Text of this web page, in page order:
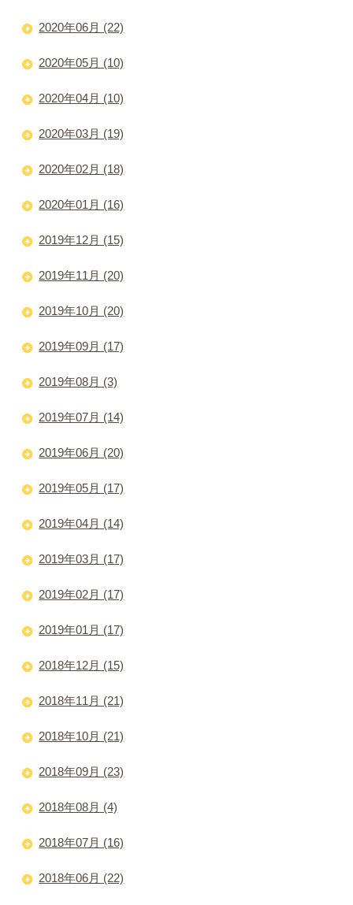
2020年06月 (22)
2020年05月 (10)
2020年04月 (10)
2020年03月 (19)
2020年02月 (18)
2020年01月 (16)
2019年12月 (15)
2019年11月 (20)
2019年10月 (20)
2019年09月 (17)
2019年08月 (3)
2019年07月 (14)
2019年06月 (20)
2019年05月 (17)
2019年04月 (14)
2019年03月 (17)
2019年02月 (17)
2019年01月 (17)
2018年12月 (15)
2018年11月 (21)
2018年10月 (21)
2018年09月 (23)
2018年08月 (4)
2018年07月 (16)
2018年06月 (22)